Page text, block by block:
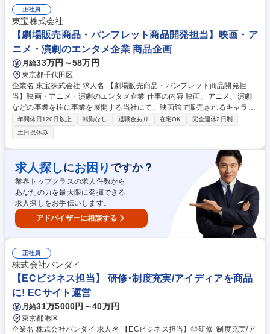
接客業務全般に加え、客室清掃管理や設備管理。 【特徴】清掃・朝食提供
は専門スタッフが担うため、お客様とのコミュニケーションに集中できま
す。入社後はOJTや他店舗研修を実施。将来的には全国の店舗や静岡本社
で、支配人やホテル事業全体を牽引するマネジメント職へのキャリアアッ
プが可能です。 募集職種 【港区】ホテルフロント★第二新卒歓迎/残業月
10h/名門アワード受賞ホテル◎
正社員
東宝株式会社
【劇場販売商品・パンフレット商品開発担当】映画・ア
ニメ・演劇のエンタメ企業 商品企画
月給33万円～58万円
東京都千代田区
企業名 東宝株式会社 求人名 【劇場販売商品・パンフレット商品開発担
当】映画・アニメ・演劇のエンタメ企業 仕事の内容 映画、アニメ、演劇
などの事業を柱に事業を展開する当社にて、映画館で販売されるキャラク
ターグッズやパンフレットの商品開発・製作・販売・管理・販売促進な
ど、幅広く担当していただきます。 配給される邦画（実写・アニメ）の
他、洋画、他社配給邦画など、映画館グッズ全般を取り扱います。商品の
売上・収支を重要視し、各作品・IPのエンゲージメント向上を目指す「フ
ァンビジネス」であるという視点の下での戦略策定も求められます。これ
らのコンテンツを作るためのグッズ作成やコラボ企画を担っていただきま
す。 参考URL：https://tohoanimation.jp/portal/ 募集職種 【劇場販売商
品・パンフレット商品開発担当】映画・アニメ・演劇のエンタメ企業
年間休日120日以上 転勤なし 退職金あり 在宅OK
完全週休2日制
土日祝休み
求人探しにお困り ですか？
業界トップクラスの求人件数から
あなたの力を最大限に発揮できる
求人探しをお手伝いします。
アドバイザーに相談する
正社員
株式会社バンダイ
【ECビジネス担当】 研修･制度充実/アイディアを商品
に! ECサイト運営
月給31万5000円～40万円
東京都港区
企業名 株式会社バンダイ 求人名 【ECビジネス担当】◎研修･制度充実/ア